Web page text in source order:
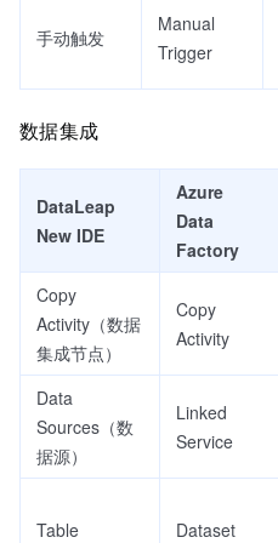
手动触发
Manual
Trigger
数据集成
DataLeap
New IDE
Azure
Data
Factory
Copy
Activity（数据
集成节点）
Copy
Activity
Data
Sources（数
据源）
Linked
Service
Table Dataset